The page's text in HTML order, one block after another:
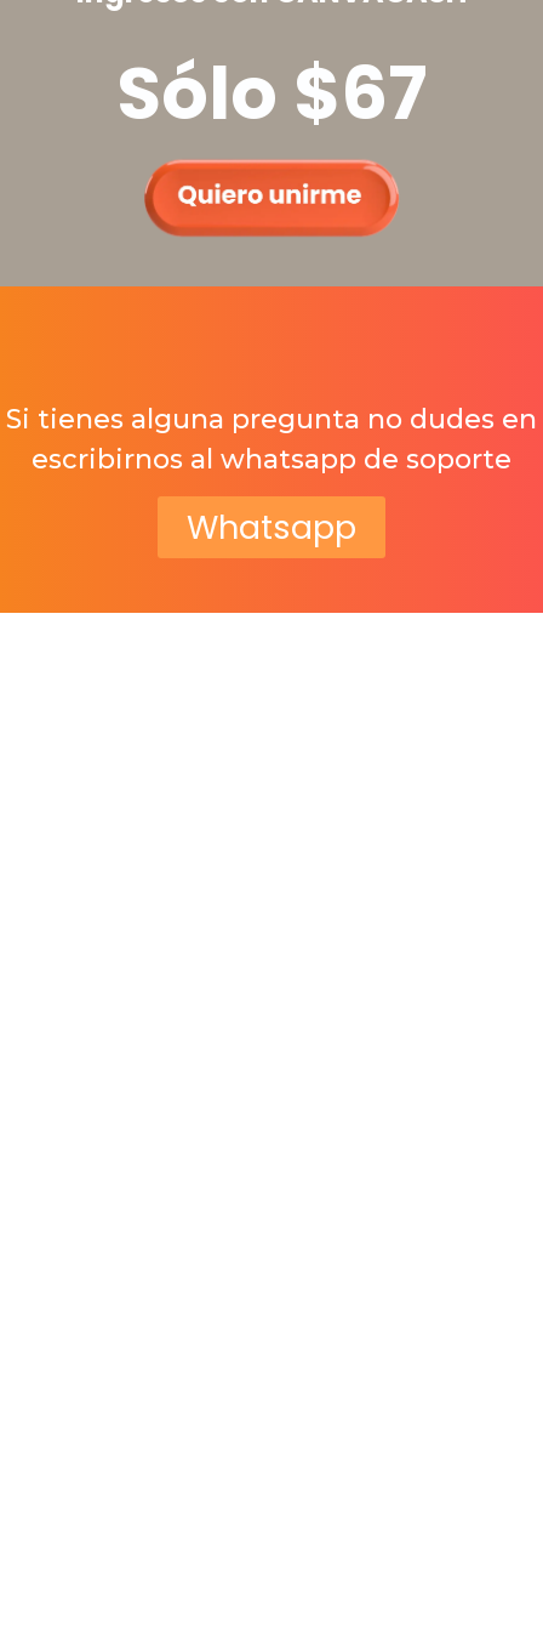
Sólo $67
Si tienes alguna pregunta no dudes en
escribirnos al whatsapp de soporte
Whatsapp